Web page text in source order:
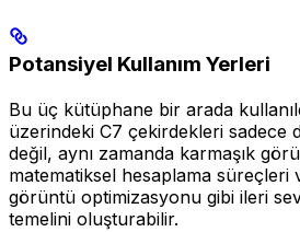
Potansiyel Kullanım Yerleri
Bu üç kütüphane bir arada
üzerindeki C7 çekirdekleri sadece
değil, aynı zamanda karmaşık
matematiksel hesaplama süreçleri
görüntü optimizasyonu gibi ileri
temelini oluşturabilir.